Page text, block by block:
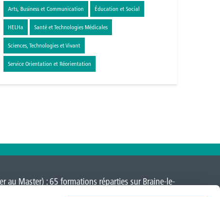
Arts, Business et Communication Éducation et Social
HELHa Santé et Technologies Médicales
Sciences, Technologies et Vivant
Service Orientation et Réorientation
au Master) : 65 formations réparties surBraine-le-